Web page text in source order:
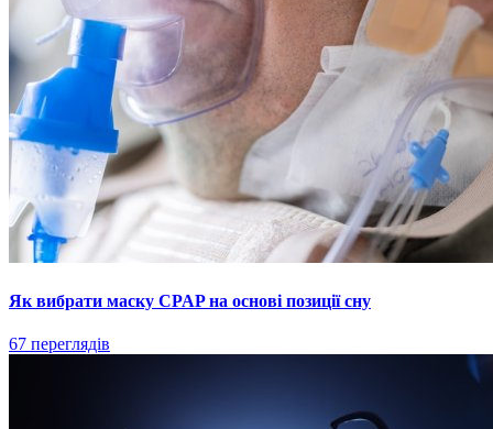
Як вибрати маску CPAP на основі позиції сну
67 переглядів